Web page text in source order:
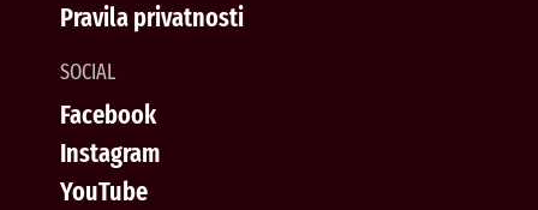
Pravila privatnosti
SOCIAL
Facebook
Instagram
YouTube